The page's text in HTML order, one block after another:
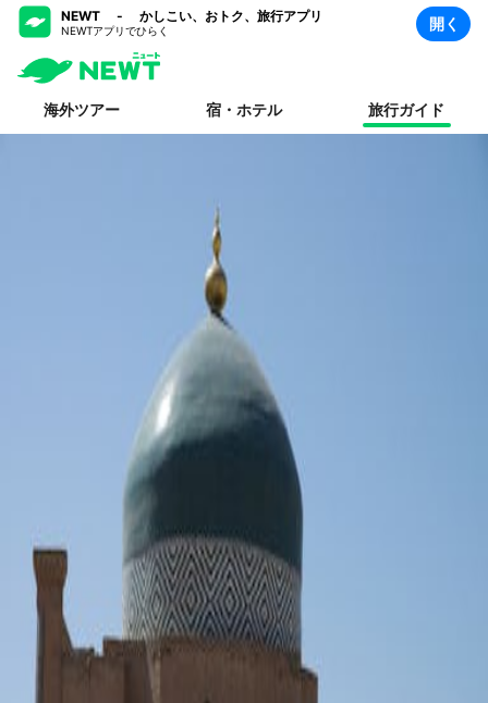
NEWT - かしこい、おトク、旅行アプリ
NEWTアプリでひらく 開く
海外ツアー 宿・ホテル 旅行ガイド